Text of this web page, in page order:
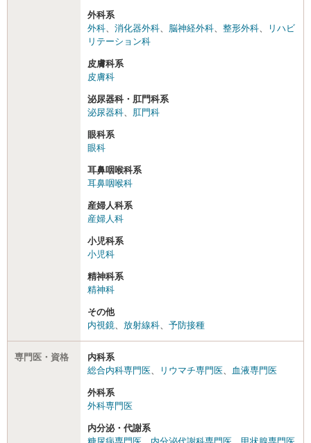
外科系
外科
消化器外科 脳神経外科 整形外科
リハビ
リテーション科
皮膚科系
皮膚科
泌尿器科・肛門科系
泌尿器科
肛門科
眼科系
眼科
耳鼻咽喉科系
耳鼻咽喉科
産婦人科系
産婦人科
小児科系
小児科
精神科系
精神科
その他
内視鏡
放射線科 予防接種
専門医・資格
内科系
総合内科専門医
リウマチ専門医 血液専門医
外科系
外科専門医
内分泌・代謝系